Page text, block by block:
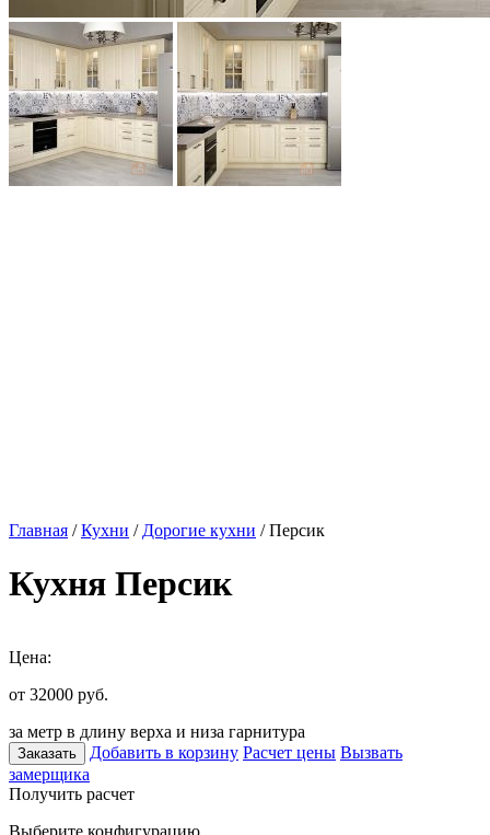
Главная /Кухни / Дорогие кухни / Персик
Кухня Персик
Цена:
от 32000 руб.
за метр в длину верха и низа гарнитура
Заказать Добавить в корзину Расчет цены Вызвать
замерщика
Получить расчет
Выберите конфигурацию